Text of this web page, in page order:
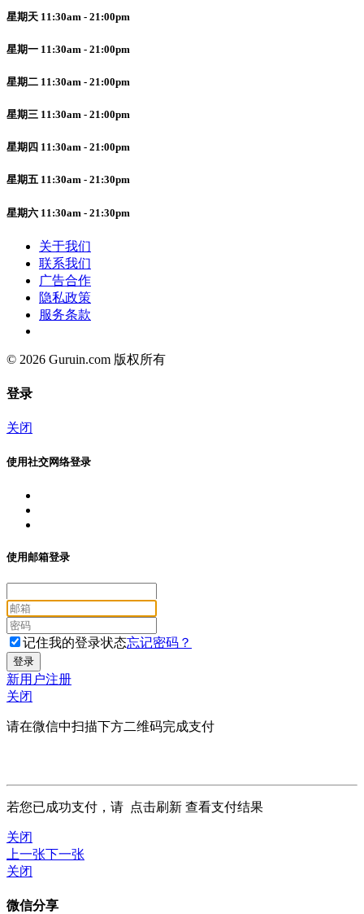
星期天 11:30am - 21:00pm
星期一 11:30am - 21:00pm
星期二 11:30am - 21:00pm
星期三 11:30am - 21:00pm
星期四 11:30am - 21:00pm
星期五 11:30am - 21:30pm
星期六 11:30am - 21:30pm
关于我们
联系我们
广告合作
隐私政策
服务条款
© 2026 Guruin.com 版权所有
登录
关闭
使用社交网络登录
使用邮箱登录
记住我的登录状态忘记密码？
新用户注册
关闭
请在微信中扫描下方二维码完成支付
若您已成功支付，请 点击刷新 查看支付结果
关闭
上一张下一张
关闭
微信分享